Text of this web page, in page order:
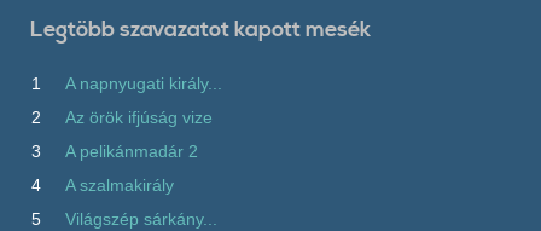
Legtöbb szavazatot kapott mesék
1
A napnyugati király...
2
Az örök ifjúság vize
3
A pelikánmadár 2
4
A szalmakirály
5
Világszép sárkány...